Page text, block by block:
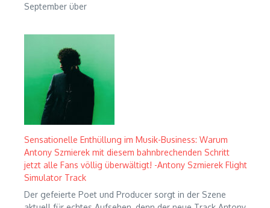
September über
Sensationelle Enthüllung im Musik-Business: Warum
Antony Szmierek mit diesem bahnbrechenden Schritt
jetzt alle Fans völlig überwältigt! -Antony Szmierek Flight
Simulator Track
Der gefeierte Poet und Producer sorgt in der Szene